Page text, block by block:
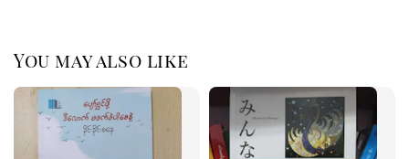
You may also like